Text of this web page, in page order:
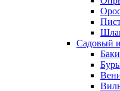
Садовый